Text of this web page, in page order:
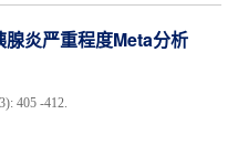
炎严重程度Meta分析
405 -412.